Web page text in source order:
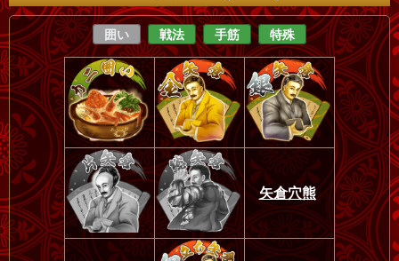
囲い 戦法 手筋 特殊
矢倉穴熊